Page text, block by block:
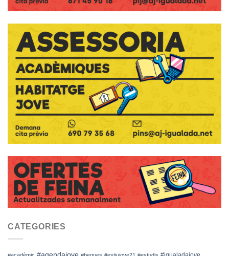
CATEGORIES